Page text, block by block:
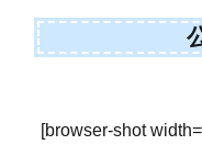
[browser-shot